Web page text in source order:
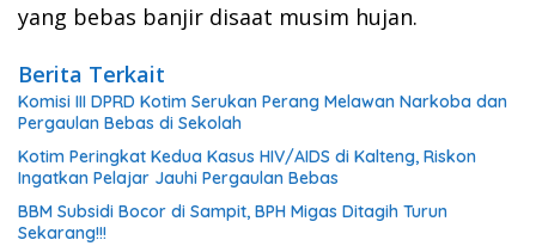
yang bebas banjir disaat musim hujan.
Berita Terkait
Komisi III DPRD Kotim Serukan Perang Melawan Narkoba dan
Pergaulan Bebas di Sekolah
Kotim Peringkat Kedua Kasus HIV/AIDS di Kalteng, Riskon
Ingatkan Pelajar Jauhi Pergaulan Bebas
BBM Subsidi Bocor di Sampit, BPH Migas Ditagih Turun
Sekarang!!!